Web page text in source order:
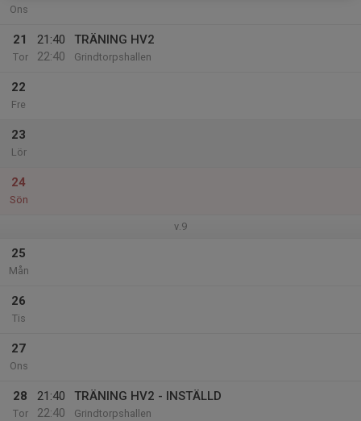
Ons
21
Tor
21:40
22:40
TRÄNING HV2
Grindtorpshallen
22
Fre
23
Lör
24
Sön
v.9
25
Mån
26
Tis
27
Ons
28
Tor
21:40
22:40
TRÄNING HV2 - INSTÄLLD
Grindtorpshallen